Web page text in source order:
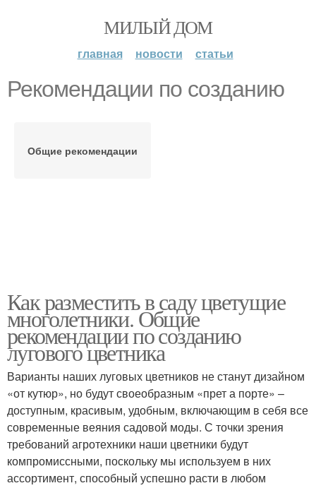
МИЛЫЙ ДОМ
главная новости статьи
Рекомендации по созданию
Общие рекомендации
Как разместить в саду цветущие
многолетники. Общие
рекомендации по созданию
лугового цветника
Варианты наших луговых цветников не станут дизайном
«от кутюр», но будут своеобразным «прет а порте» –
доступным, красивым, удобным, включающим в себя все
современные веяния садовой моды. С точки зрения
требований агротехники наши цветники будут
компромиссными, поскольку мы используем в них
ассортимент, способный успешно расти в любом